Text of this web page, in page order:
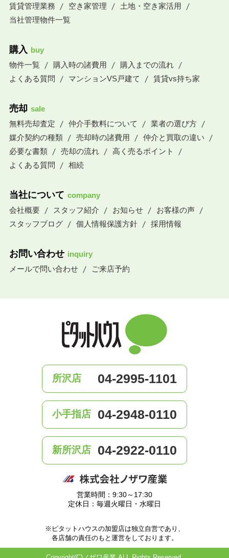
賃貸管理業務
空き家管理
土地・空き家活用
当社管理物件一覧
購入 buy
物件一覧
購入時の諸費用
購入までの流れ
よくある質問
マンションVS戸建て 賃貸vs持ち家
売却 sale
無料売却査定
仲介手数料について
業者の選び方
媒介契約の種類
売却時の諸費用
仲介と買取の違い
必要な書類
売却の流れ
高く売るポイント
よくある質問
相続
当社について company
会社概要
スタッフ紹介 お知らせ
お客様の声
スタッフブログ
個人情報保護方針 採用情報
お問い合わせ inquiry
メールで問い合わせ
ご来店予約
所沢店 04-2995-1101
小手指店 04-2948-0110
新所沢店 04-2922-0110
営業時間：9:30～17:30
定休日：毎週火曜日・水曜日
※ピタットハウスの加盟店は独立自営であり、
各店舗の責任のもと運営をしております。